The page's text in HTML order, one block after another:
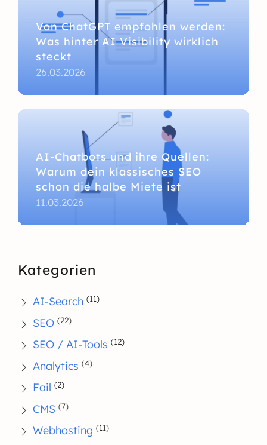
Von ChatGPT empfohlen werden:
Was hinter AI Visibility wirklich
steckt
26.03.2026
AI-Chatbots und ihre Quellen:
Warum dein klassisches SEO
schon die halbe Miete ist
11.03.2026
Kategorien
AI-Search (11)
SEO (22)
SEO / AI-Tools (12)
Analytics (4)
Fail (2)
CMS (7)
Webhosting (11)